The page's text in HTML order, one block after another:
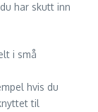
har skutt inn
i små
hvis du
til